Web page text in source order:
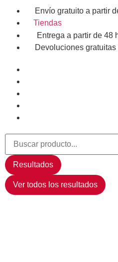
Envío gratuito a partir
Tiendas
Entrega a partir de 48
Devoluciones gratuitas
Resultados
Ver todos los resultados